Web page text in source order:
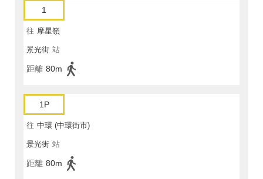
1
往 摩星嶺
景光街 站
距離 80m
1P
往 中環 (中環街市)
景光街 站
距離 80m